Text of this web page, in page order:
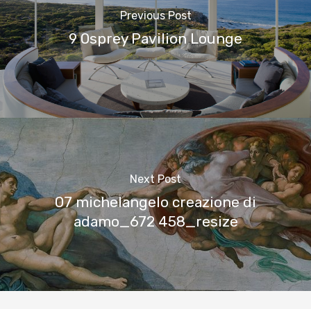
Previous Post
9 Osprey Pavilion Lounge
Next Post
07 michelangelo creazione di
adamo_672 458_resize